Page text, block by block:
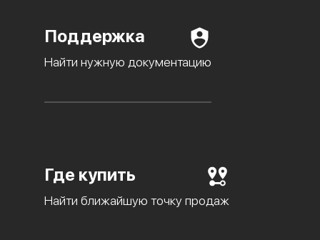
Поддержка
Найти нужную документацию
Где купить
Найти ближайшую точку продаж